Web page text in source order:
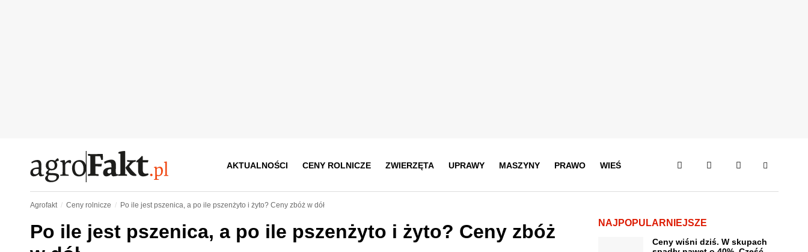
AKTUALNOŚCI CENY ROLNICZE ZWIERZĘTA UPRAWY MASZYNY PRAWO WIEŚ
Agrofakt Ceny rolnicze Po ile jest pszenica, a po ile pszenżyto i żyto? Ceny zbóż w dół
Po ile jest pszenica, a po ile pszenżyto i żyto? Ceny zbóż
NAJPOPULARNIEJSZE
Ceny wiśni dziś. W skupach